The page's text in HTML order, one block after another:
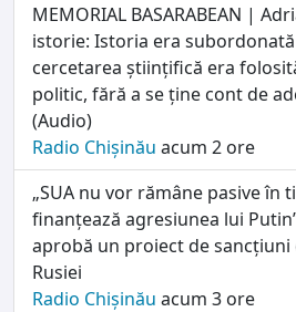
MEMORIAL BASARABEAN |
istorie: Istoria era
cercetarea științifică era
politic, fără a se ține cont de
(Audio)
Radio Chișinău acum 2 ore
„SUA nu vor rămâne pasive în
finanțează agresiunea lui
aprobă un proiect de
Rusiei
Radio Chișinău acum 3 ore